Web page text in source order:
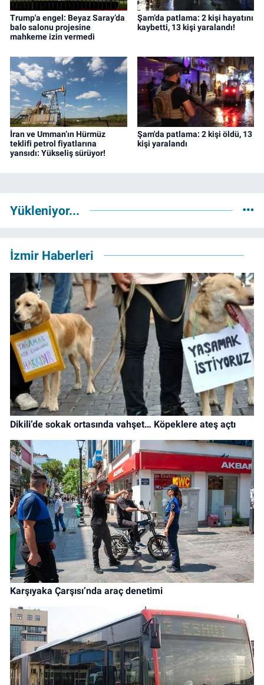
Trump'a engel: Beyaz Saray’da
balo salonu projesine
mahkeme izin vermedi
Şam’da patlama: 2 kişi hayatını
kaybetti, 13 kişi yaralandı!
İran ve Umman’ın Hürmüz
teklifi petrol fiyatlarına
yansıdı: Yükseliş sürüyor!
Şam'da patlama: 2 kişi öldü, 13
kişi yaralandı
Yükleniyor...
İzmir Haberleri
Dikili’de sokak ortasında vahşet… Köpeklere ateş açtı
Karşıyaka Çarşısı’nda araç denetimi